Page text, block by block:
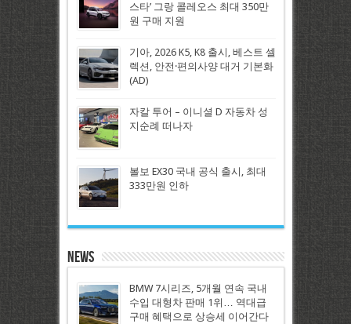
스타’ 그랑 콜레오스 최대 350만
원 구매 지원
기아, 2026 K5, K8 출시, 베스트 셀
렉션, 안전·편의사양 대거 기본화
(AD)
자칼 투어 – 이니셜 D 자동차 성
지순례 떠나자
볼보 EX30 국내 공식 출시, 최대
333만원 인하
News
BMW 7시리즈, 5개월 연속 국내
수입 대형차 판매 1위… 역대급
구매 혜택으로 상승세 이어간다